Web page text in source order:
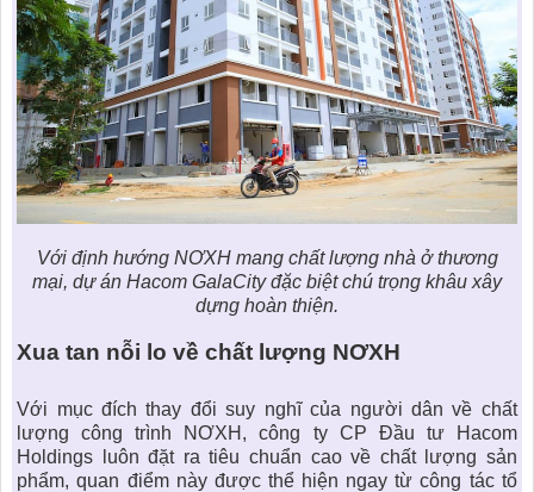
Với định hướng NƠXH mang chất lượng nhà ở thương
mại, dự án Hacom GalaCityđặc biệt chú trọng khâu xây
dựng hoàn thiện.
Xua tan nỗi lo về chất lượng NƠXH
Với mục đích thay đổi suy nghĩ của người dân về chất
lượng công trình NƠXH , công ty CP Đầu tư Hacom
Holdings luôn đặt ra tiêu chuẩn cao về chất lượng sản
phẩm, quan điểm này được thể hiện ngay từ công tác tổ